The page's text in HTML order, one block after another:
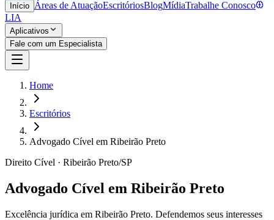
Início Áreas de AtuaçãoEscritóriosBlogMídiaTrabalhe Conosco
LIA
Aplicativos
Fale com um Especialista
Home
Escritórios
Advogado Cível em Ribeirão Preto
Direito Cível · Ribeirão Preto/SP
Advogado Cível em Ribeirão Preto
Excelência jurídica em Ribeirão Preto. Defendemos seus interesses